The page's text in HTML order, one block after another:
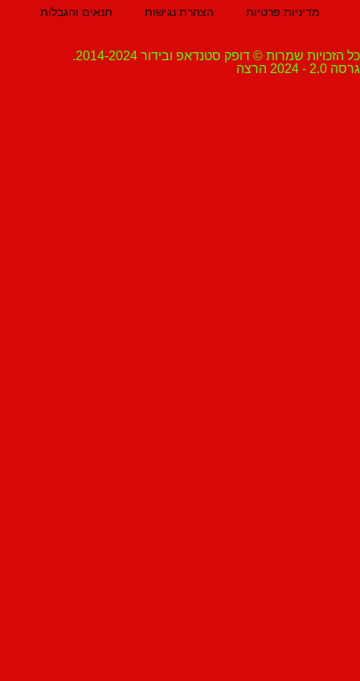
מדיניות פרטיות הצהרת נגישות תנאים והגבלות
שמרות © דופק סטנדאפ ובידור 2014-2024.